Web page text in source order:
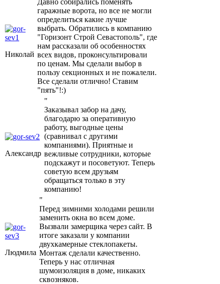
Николай
Давно собирались поменять
гаражные ворота, но все не могли
определиться какие лучше
выбрать. Обратились в компанию
"Горизонт Строй Севастополь", где
нам рассказали об особенностях
всех видов, проконсультировали
по ценам. Мы сделали выбор в
пользу секционных и не пожалели.
Все сделали отлично! Ставим
"пять"!:)
Александр
"
Заказывал забор на дачу,
благодарю за оперативную
работу, выгодные цены
(сравнивал с другими
компаниями). Приятные и
вежливые сотрудники, которые
подскажут и посоветуют. Теперь
советую всем друзьям
обращаться только в эту
компанию!
Людмила
"
Перед зимними холодами решили
заменить окна во всем доме.
Вызвали замерщика через сайт. В
итоге заказали у компании
двухкамерные стеклопакеты.
Монтаж сделали качественно.
Теперь у нас отличная
шумоизоляция в доме, никаких
сквозняков.